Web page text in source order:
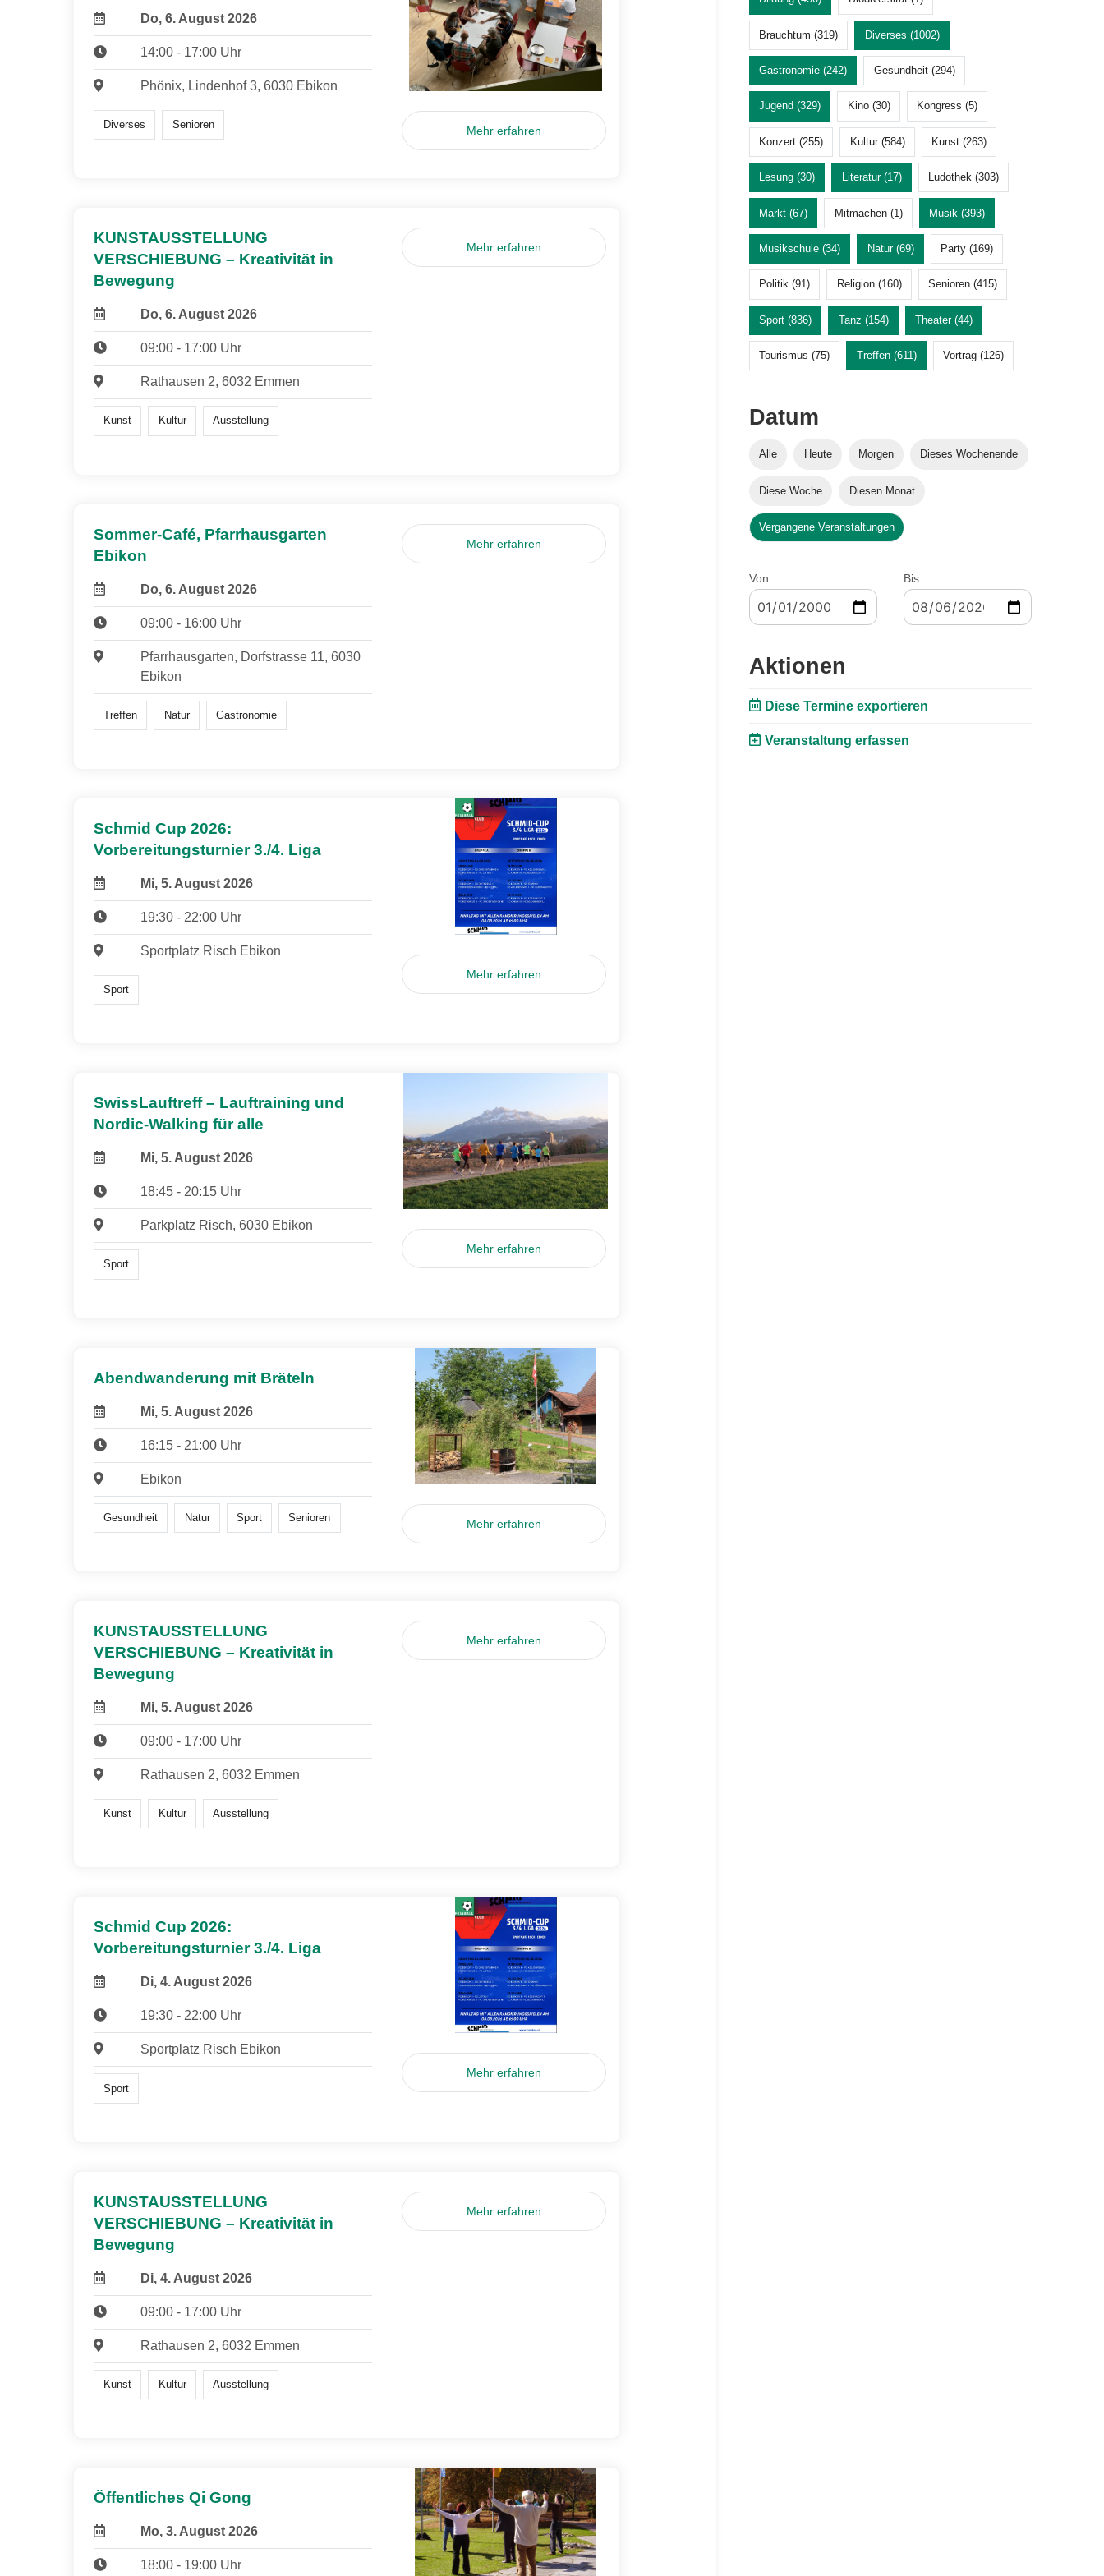
Do, 6. August 2026
14:00 - 17:00 Uhr
Phönix, Lindenhof 3, 6030 Ebikon
Diverses Senioren Mehr erfahren
KUNSTAUSSTELLUNG
VERSCHIEBUNG – Kreativität in
Bewegung
Do, 6. August 2026
09:00 - 17:00 Uhr
Rathausen 2, 6032 Emmen
Kunst Kultur Ausstellung
Mehr erfahren
Sommer-Café, Pfarrhausgarten
Ebikon
Do, 6. August 2026
09:00 - 16:00 Uhr
Pfarrhausgarten, Dorfstrasse 11, 6030
Ebikon
Treffen Natur Gastronomie
Mehr erfahren
Schmid Cup 2026:
Vorbereitungsturnier 3./4. Liga
Mi, 5. August 2026
19:30 - 22:00 Uhr
Sportplatz Risch Ebikon
Sport
Mehr erfahren
SwissLauftreff – Lauftraining und
Nordic-Walking für alle
Mi, 5. August 2026
18:45 - 20:15 Uhr
Parkplatz Risch, 6030 Ebikon
Sport
Mehr erfahren
Abendwanderung mit Bräteln
Mi, 5. August 2026
16:15 - 21:00 Uhr
Ebikon
Gesundheit Natur Sport Senioren Mehr erfahren
KUNSTAUSSTELLUNG
VERSCHIEBUNG – Kreativität in
Bewegung
Mi, 5. August 2026
09:00 - 17:00 Uhr
Rathausen 2, 6032 Emmen
Kunst Kultur Ausstellung
Mehr erfahren
Schmid Cup 2026:
Vorbereitungsturnier 3./4. Liga
Di, 4. August 2026
19:30 - 22:00 Uhr
Sportplatz Risch Ebikon
Sport
Mehr erfahren
KUNSTAUSSTELLUNG
VERSCHIEBUNG – Kreativität in
Bewegung
Di, 4. August 2026
09:00 - 17:00 Uhr
Rathausen 2, 6032 Emmen
Kunst Kultur Ausstellung
Mehr erfahren
Öffentliches Qi Gong
Mo, 3. August 2026
18:00 - 19:00 Uhr
Brauchtum (319) Diverses (1002)
Gastronomie (242) Gesundheit (294)
Jugend (329) Kino (30) Kongress (5)
Konzert (255) Kultur (584) Kunst (263)
Lesung (30) Literatur (17) Ludothek (303)
Markt (67) Mitmachen (1) Musik (393)
Musikschule (34) Natur (69) Party (169)
Politik (91) Religion (160) Senioren (415)
Sport (836) Tanz (154) Theater (44)
Tourismus (75) Treffen (611) Vortrag (126)
Datum
Alle Heute Morgen Dieses Wochenende
Diese Woche Diesen Monat
Vergangene Veranstaltungen
Von Bis
Aktionen
Diese Termine exportieren
Veranstaltung erfassen